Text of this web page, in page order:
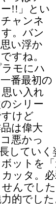
!!」とい
ャンネ
。バン
い浮か
すね。
モにハ
番最初の
い入れ
シリー
けど
は偉大
悪かっ
してい
ットを
ッタ。
んでし
的でし